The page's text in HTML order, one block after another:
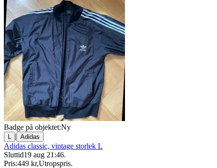
Badge på objektet:Ny
L | Adidas
Adidas classic, vintage storlek L
Sluttid19 aug 21:46.
Pris:449 kr,Utropspris.